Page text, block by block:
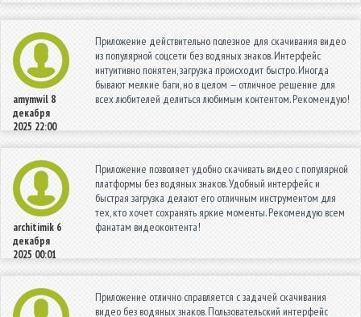
amymwil 8
декабря
2025 22:00
Приложение действительно полезное для скачивания видео
из популярной соцсети без водяных знаков. Интерфейс
интуитивно понятен, загрузка происходит быстро. Иногда
бывают мелкие баги, но в целом — отличное решение для
всех любителей делиться любимым контентом. Рекомендую!
architimik 6
декабря
2025 00:01
Приложение позволяет удобно скачивать видео с популярной
платформы без водяных знаков. Удобный интерфейс и
быстрая загрузка делают его отличным инструментом для
тех, кто хочет сохранять яркие моменты. Рекомендую всем
фанатам видеоконтента!
Приложение отлично справляется с задачей скачивания
видео без водяных знаков. Пользовательский интерфейс